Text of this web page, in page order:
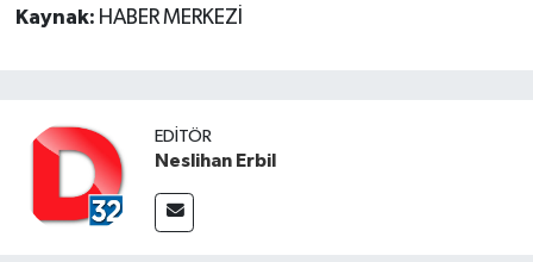
Kaynak: HABER MERKEZİ
EDITÖR
Neslihan Erbil